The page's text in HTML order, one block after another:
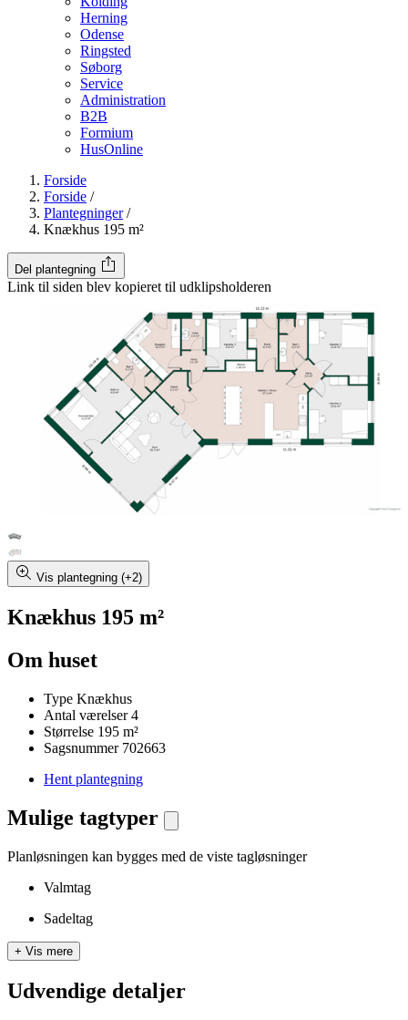
Herning
Odense
Ringsted
Søborg
Service
Administration
B2B
Formium
HusOnline
Forside
Forside /
Plantegninger /
Knækhus 195 m²
Del plantegning
Link til siden blev kopieret til udklipsholderen
Vis plantegning (+2)
Knækhus 195 m²
Om huset
Type Knækhus
Antal værelser 4
Størrelse 195 m²
Sagsnummer 702663
Hent plantegning
Mulige tagtyper
Planløsningen kan bygges med de viste tagløsninger
Valmtag
Sadeltag
+ Vis mere
Udvendige detaljer